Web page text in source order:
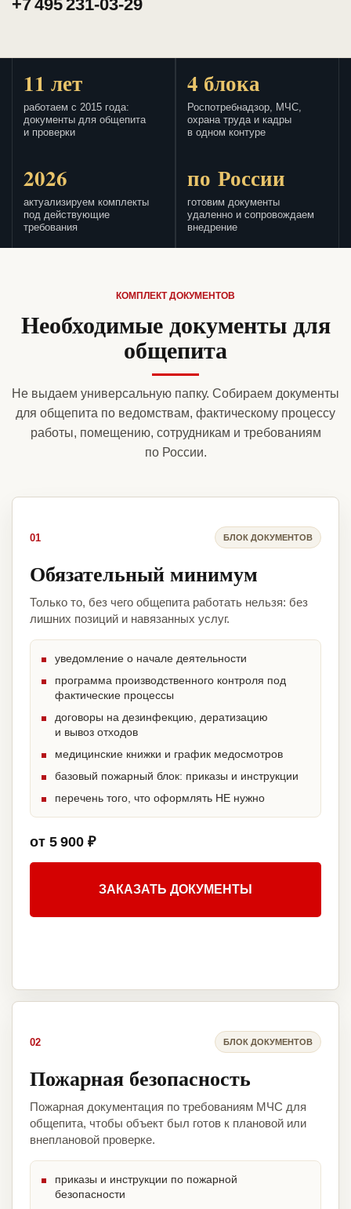
+7 495 231-03-29
11 лет
работаем с 2015 года:
документы для общепита
и проверки
4 блока
Роспотребнадзор, МЧС,
охрана труда и кадры
в одном контуре
2026
актуализируем комплекты
под действующие
требования
по России
готовим документы
удаленно и сопровождаем
внедрение
КОМПЛЕКТ ДОКУМЕНТОВ
Необходимые документы для
общепита
Не выдаем универсальную папку. Собираем документы
для общепита по ведомствам, фактическому процессу
работы, помещению, сотрудникам и требованиям
по России.
01 БЛОК ДОКУМЕНТОВ
Обязательный минимум
Только то, без чего общепита работать нельзя: без
лишних позиций и навязанных услуг.
уведомление о начале деятельности
программа производственного контроля под
фактические процессы
договоры на дезинфекцию, дератизацию
и вывоз отходов
медицинские книжки и график медосмотров
базовый пожарный блок: приказы и инструкции
перечень того, что оформлять НЕ нужно
от 5 900 ₽
ЗАКАЗАТЬ ДОКУМЕНТЫ
02 БЛОК ДОКУМЕНТОВ
Пожарная безопасность
Пожарная документация по требованиям МЧС для
общепита, чтобы объект был готов к плановой или
внеплановой проверке.
приказы и инструкции по пожарной
безопасности